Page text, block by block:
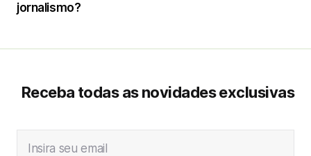
jornalismo?
Receba todas as novidades exclusivas
Insira seu email